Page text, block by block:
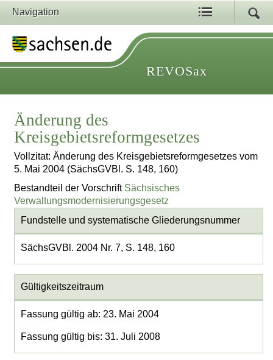
Navigation
REVOSax
Änderung des
Kreisgebietsreformgesetzes
Vollzitat: Änderung des Kreisgebietsreformgesetzes vom
5. Mai 2004 (SächsGVBl. S. 148, 160)
Bestandteil der Vorschrift Sächsisches
Verwaltungsmodernisierungsgesetz
Fundstelle und systematische Gliederungsnummer
SächsGVBl. 2004 Nr. 7, S. 148, 160
Gültigkeitszeitraum
Fassung gültig ab: 23. Mai 2004
Fassung gültig bis: 31. Juli 2008